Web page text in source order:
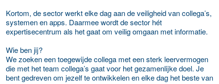
Kortom, de sector werkt elke dag aan de veiligheid van collega’s,
systemen en apps. Daarmee wordt de sector hét
expertisecentrum als het gaat om veilig omgaan met informatie.
Wie ben jij?
We zoeken een toegewijde collega met een sterk leervermogen
die met het team collega’s gaat voor het gezamenlijke doel. Je
bent gedreven om jezelf te ontwikkelen en elke dag het beste van